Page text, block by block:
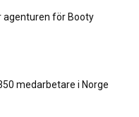
agenturen för Booty
medarbetare i Norge